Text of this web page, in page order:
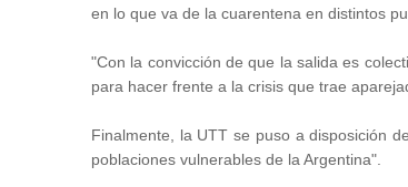
en lo que va de la cuarentena en distintos
"Con la convicción de que la salida es
para hacer frente a la crisis que trae
Finalmente, la UTT se puso a disposición
poblaciones vulnerables de la Argentina".